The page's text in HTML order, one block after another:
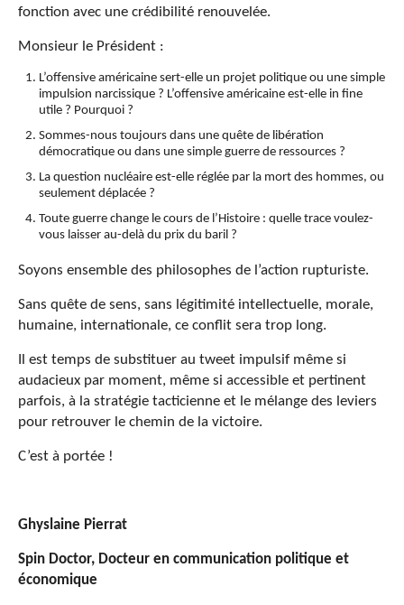
fonction avec une crédibilité renouvelée.
Monsieur le Président :
L’offensive américaine sert-elle un projet politique ou une simple
impulsion narcissique ? L’offensive américaine est-elle in fine
utile ? Pourquoi ?
Sommes-nous toujours dans une quête de libération
démocratique ou dans une simple guerre de ressources ?
La question nucléaire est-elle réglée par la mort des hommes, ou
seulement déplacée ?
Toute guerre change le cours de l’Histoire : quelle trace voulez-
vous laisser au-delà du prix du baril ?
Soyons ensemble des philosophes de l’action rupturiste.
Sans quête de sens, sans légitimité intellectuelle, morale,
humaine, internationale, ce conflit sera trop long.
Il est temps de substituer au tweet impulsif même si
audacieux par moment, même si accessible et pertinent
parfois, à la stratégie tacticienne et le mélange des leviers
pour retrouver le chemin de la victoire.
C’est à portée !
Ghyslaine Pierrat
Spin Doctor, Docteur en communication politique et
économique